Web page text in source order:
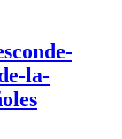
la-